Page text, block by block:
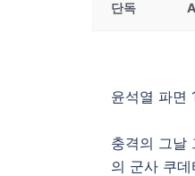
단독
윤석열 파면
충격의 그날
의 군사 쿠